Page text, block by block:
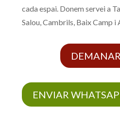
cada espai. Donem servei a
Salou, Cambrils, Baix Camp i
ENVIAR